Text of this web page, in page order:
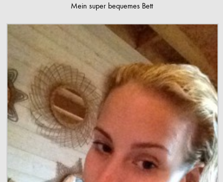
Mein super bequemes Bett